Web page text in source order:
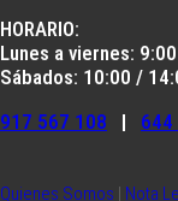
HORARIO:
Lunes a viernes:
Sábados: 10:00 /
917 567 108 | 644
Quienes Somos | Nota